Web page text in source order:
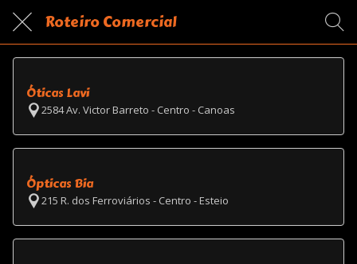
Roteiro Comercial
Óticas Lavi
2584 Av. Victor Barreto - Centro - Canoas
Ópticas Bia
215 R. dos Ferroviários - Centro - Esteio